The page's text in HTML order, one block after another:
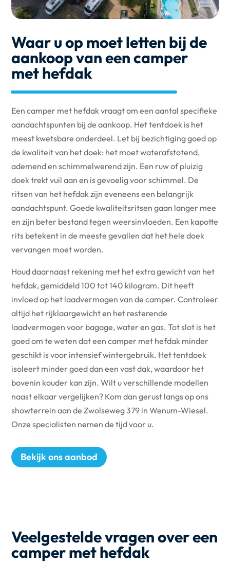
Waar u op moet letten bij de
aankoop van een camper
met hefdak
Een camper met hefdak vraagt om een aantal specifieke
aandachtspunten bij de aankoop. Het tentdoek is het
meest kwetsbare onderdeel. Let bij bezichtiging goed op
de kwaliteit van het doek: het moet waterafstotend,
ademend en schimmelwerend zijn. Een ruw of pluizig
doek trekt vuil aan en is gevoelig voor schimmel. De
ritsen van het hefdak zijn eveneens een belangrijk
aandachtspunt. Goede kwaliteitsritsen gaan langer mee
en zijn beter bestand tegen weersinvloeden. Een kapotte
rits betekent in de meeste gevallen dat het hele doek
vervangen moet worden.
Houd daarnaast rekening met het extra gewicht van het
hefdak, gemiddeld 100 tot 140 kilogram. Dit heeft
invloed op het laadvermogen van de camper. Controleer
altijd het rijklaargewicht en het resterende
laadvermogen voor bagage, water en gas. Tot slot is het
goed om te weten dat een camper met hefdak minder
geschikt is voor intensief wintergebruik. Het tentdoek
isoleert minder goed dan een vast dak, waardoor het
bovenin kouder kan zijn. Wilt u verschillende modellen
naast elkaar vergelijken? Kom dan gerust langs op ons
showterrein aan de Zwolseweg 379 in Wenum-Wiesel.
Onze specialisten nemen de tijd voor u.
Bekijk ons aanbod
Veelgestelde vragen over een
camper met hefdak